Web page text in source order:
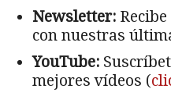
Newsletter:
con nuestras
YouTube:
mejores vídeos (